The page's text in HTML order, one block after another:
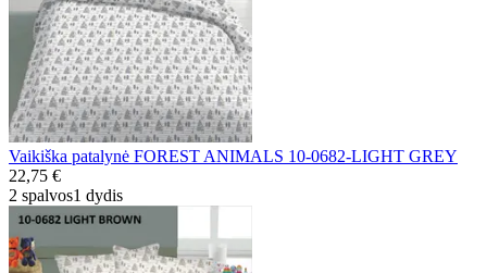
Vaikiška patalynė FOREST ANIMALS 10-0682-LIGHT GREY
22,75 €
2 spalvos1 dydis